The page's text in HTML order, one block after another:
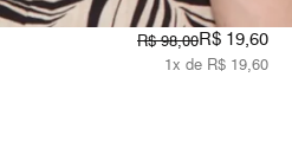
R$ 98,00R$ 19,60
1x de R$ 19,60